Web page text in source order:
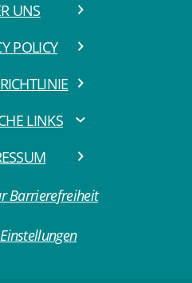
UNS
POLICY
LINKS
Barrierefreiheit